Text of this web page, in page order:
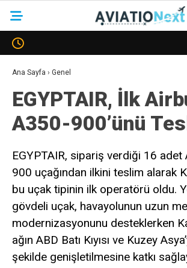
HAVACILIK
SAVUNMA
KADIN HAVACILAR
SÜRDÜRÜLEBILIRLIK
KÖŞE YAZILARI – COLUMNS
NEWS & INSIGHTS
Ana Sayfa › Genel
EGYPTAIR, İlk
A350-900’ünü
EGYPTAIR, sipariş verdiği 16
900 uçağından ilkini teslim alarak
bu uçak tipinin ilk operatörü oldu.
gövdeli uçak, havayolunun uzun
modernizasyonunu desteklerken
ağın ABD Batı Kıyısı ve Kuzey
şekilde genişletilmesine katkı